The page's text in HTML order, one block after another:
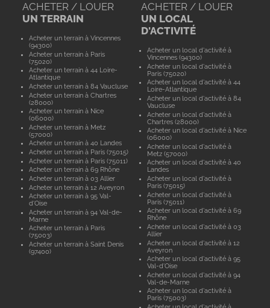
ACHETER / LOUER
UN TERRAIN
Acheter un terrain à Vincennes
(94300)
Acheter un terrain à Paris
(75020)
Acheter un terrain à 44 Loire-
Atlantique
Acheter un terrain à 84 Vaucluse
Acheter un terrain à Chartres
(28000)
Acheter un terrain à Nice
(06000)
Acheter un terrain à Metz
(57000)
Acheter un terrain à 40 Landes
Acheter un terrain à Paris (75015)
Acheter un terrain à Paris (75011)
Acheter un terrain à 69 Rhône
Acheter un terrain à 03 Allier
Acheter un terrain à 12 Aveyron
Acheter un terrain à 95 Val-
d'Oise
Acheter un terrain à 94 Val-de-
Marne
Acheter un terrain à Paris
(75003)
Acheter un terrain à Saint Denis
(97400)
ACHETER / LOUER
UN LOCAL
D'ACTIVITÉ
Acheter un local d'activité à
Vincennes (94300)
Acheter un local d'activité à
Paris (75020)
Acheter un local d'activité à 44
Loire-Atlantique
Acheter un local d'activité à 84
Vaucluse
Acheter un local d'activité à
Chartres (28000)
Acheter un local d'activité à Nice
(06000)
Acheter un local d'activité à
Metz (57000)
Acheter un local d'activité à 40
Landes
Acheter un local d'activité à
Paris (75015)
Acheter un local d'activité à
Paris (75011)
Acheter un local d'activité à 69
Rhône
Acheter un local d'activité à 03
Allier
Acheter un local d'activité à 12
Aveyron
Acheter un local d'activité à 95
Val-d'Oise
Acheter un local d'activité à 94
Val-de-Marne
Acheter un local d'activité à
Paris (75003)